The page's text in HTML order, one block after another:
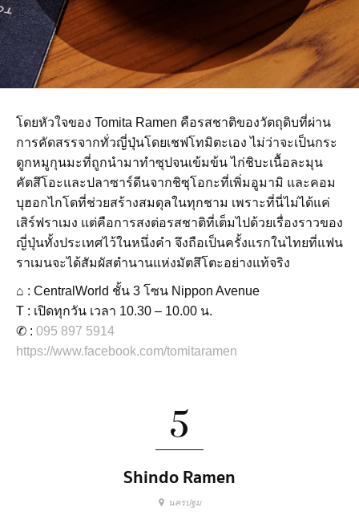
โดยหัวใจของ Tomita Ramen คือรสชาติของวัตถุดิบที่ผ่าน
การคัดสรรจากทั่วญี่ปุ่นโดยเชฟโทมิตะเอง ไม่ว่าจะเป็นกระ
ดูกหมูกุนมะที่ถูกนำมาทำซุปจนเข้มข้น ไก่ชิบะเนื้อละมุน
คัตสึโอะและปลาซาร์ดีนจากชิซุโอกะที่เพิ่มอูมามิ และคอม
บุฮอกไกโดที่ช่วยสร้างสมดุลในทุกชาม เพราะที่นี่ไม่ได้แค่
เสิร์ฟราเมง แต่คือการสงต่อรสชาติที่เต็มไปด้วยเรื่องราวของ
ญี่ปุ่นทั้งประเทศไว้ในหนึ่งคำ จึงถือเป็นครั้งแรกในไทยที่แฟน
ราเมนจะได้สัมผัสตำนานแห่งมัตสึโตะอย่างแท้จริง
⌂ : CentralWorld ชั้น 3 โซน Nippon Avenue
T : เปิดทุกวัน เวลา 10.30 – 10.00 น.
✆ : 095 897 5914
https://www.facebook.com/tomitaramen
5
Shindo Ramen
นครปฐม